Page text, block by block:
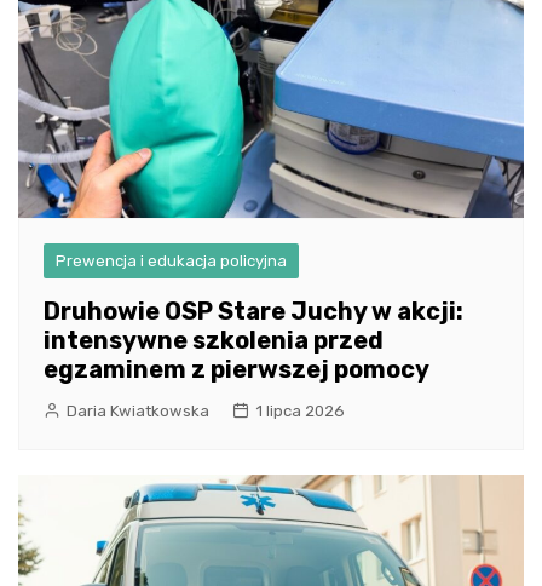
Prewencja i edukacja policyjna
Druhowie OSP Stare Juchy w akcji:
intensywne szkolenia przed
egzaminem z pierwszej pomocy
Daria Kwiatkowska 1 lipca 2026